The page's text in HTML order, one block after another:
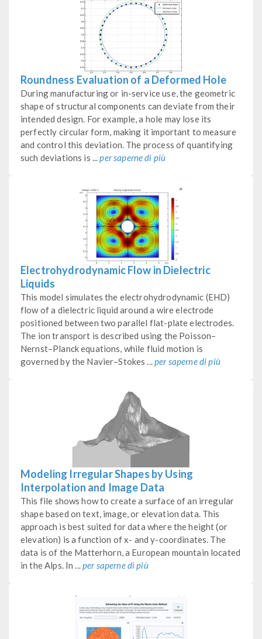
Roundness Evaluation of a Deformed Hole
During manufacturing or in-service use, the geometric
shape of structural components can deviate from their
intended design. For example, a hole may lose its
perfectly circular form, making it important to measure
and control this deviation. The process of quantifying
such deviations is ...per saperne di più
Electrohydrodynamic Flow in Dielectric
Liquids
This model simulates the electrohydrodynamic (EHD)
flow of a dielectric liquid around a wire electrode
positioned between two parallel flat-plate electrodes.
The ion transport is described using the Poisson–
Nernst–Planck equations, while fluid motion is
governed by the Navier–Stokes ...per saperne di più
Modeling Irregular Shapes by Using
Interpolation and Image Data
This file shows how to create a surface of an irregular
shape based on text, image, or elevation data. This
approach is best suited for data where the height (or
elevation) is a function of x- and y-coordinates. The
data is of the Matterhorn, a European mountain located
in the Alps. In ...per saperne di più